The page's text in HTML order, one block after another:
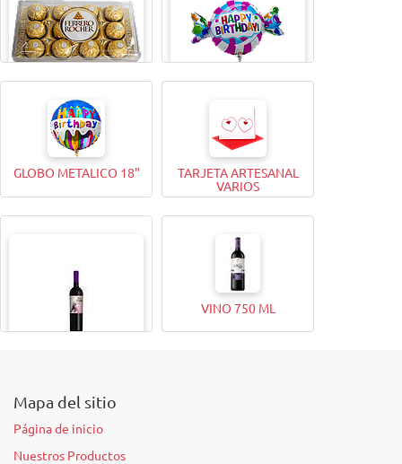
BOMBONES FERRERO
ROCHER (12 Unidades)
GLOBO METALICO 9"
GLOBO METALICO 18"
TARJETA ARTESANAL
VARIOS
VINO 750 ML
Mapa del sitio
Página de inicio
Nuestros Productos